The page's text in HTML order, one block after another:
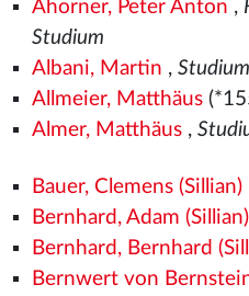
Ahorner, Peter Anton ,
Studium
Albani, Martin , Studium
Allmeier, Matthäus
Almer, Matthäus,
Bauer, Clemens (Sillian)
Bernhard, Adam (Sillian)
Bernhard, Bernhard
Bernwert von